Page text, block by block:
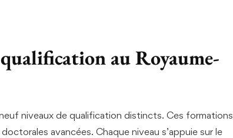
au Royaume-
niveaux de qualification distincts. Ces formations
avancées. Chaque niveau s’appuie sur le